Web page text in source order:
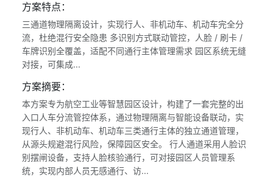
方案特点：
三通道物理隔离设计，实现行人、非机动车、机动车完全分
流，杜绝混行安全隐患 多识别方式联动管控，人脸 / 刷卡 /
车牌识别全覆盖，适配不同通行主体管理需求 园区系统无缝
对接，可集成...
方案摘要：
本方案专为航空工业等智慧园区设计，构建了一套完整的出
入口人车分流管控体系，通过物理隔离与智能设备联动，实
现行人、非机动车、机动车三类通行主体的独立通道管理，
从源头规避混行风险，保障园区安全。 行人通道采用人脸识
别摆闸设备，支持人脸核验通行，可对接园区人员管理系
统，实现内部人员无感通行、访...